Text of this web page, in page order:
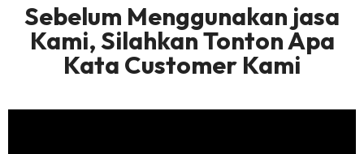
Sebelum Menggunakan jasa
Kami, Silahkan Tonton Apa
Kata Customer Kami